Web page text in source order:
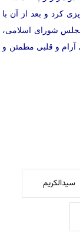
کرد و بعد از آن با
مجلس شورای اسلامی،
آرام و قلبی مطمئن و
سیدالکریم